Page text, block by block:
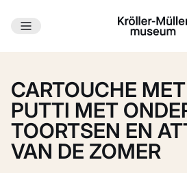
Ga naar hoofdinhoud
CARTOUCHE
PUTTI MET
TOORTSEN EN
VAN DE ZOMER